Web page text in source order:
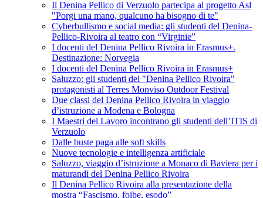
Il Denina Pellico di Verzuolo partecipa al progetto Asl
"Porgi una mano, qualcuno ha bisogno di te"
Cyberbullismo e social media: gli studenti del Denina-
Pellico-Rivoira al teatro con “Virginie”
I docenti del Denina Pellico Rivoira in Erasmus+.
Destinazione: Norvegia
I docenti del Denina Pellico Rivoira in Erasmus+
Saluzzo: gli studenti del "Denina Pellico Rivoira"
protagonisti al Terres Monviso Outdoor Festival
Due classi del Denina Pellico Rivoira in viaggio
d’istruzione a Modena e Bologna
I Maestri del Lavoro incontrano gli studenti dell’ITIS di
Verzuolo
Dalle buste paga alle soft skills
Nuove tecnologie e intelligenza artificiale
Saluzzo, viaggio d’istruzione a Monaco di Baviera per i
maturandi del Denina Pellico Rivoira
Il Denina Pellico Rivoira alla presentazione della
mostra “Fascismo, foibe, esodo”